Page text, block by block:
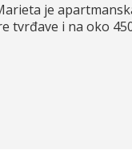
je
i na oko